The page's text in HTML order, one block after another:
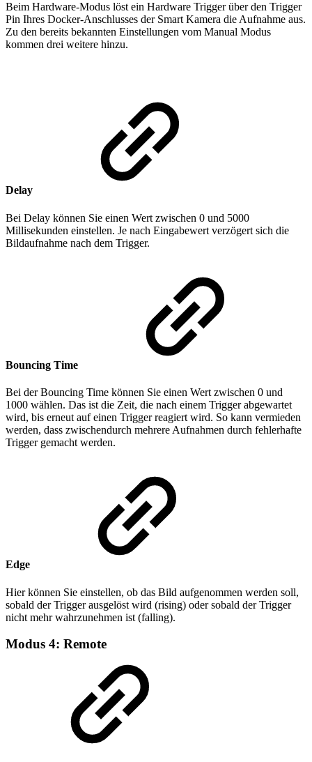
Beim Hardware-Modus löst ein Hardware Trigger über den Trigger
Pin Ihres Docker-Anschlusses der Smart Kamera die Aufnahme aus.
Zu den bereits bekannten Einstellungen vom Manual Modus
kommen drei weitere hinzu.
Delay
Bei Delay können Sie einen Wert zwischen 0 und 5000
Millisekunden einstellen. Je nach Eingabewert verzögert sich die
Bildaufnahme nach dem Trigger.
Bouncing Time
Bei der Bouncing Time können Sie einen Wert zwischen 0 und
1000 wählen. Das ist die Zeit, die nach einem Trigger abgewartet
wird, bis erneut auf einen Trigger reagiert wird. So kann vermieden
werden, dass zwischendurch mehrere Aufnahmen durch fehlerhafte
Trigger gemacht werden.
Edge
Hier können Sie einstellen, ob das Bild aufgenommen werden soll,
sobald der Trigger ausgelöst wird (rising) oder sobald der Trigger
nicht mehr wahrzunehmen ist (falling).
Modus 4: Remote